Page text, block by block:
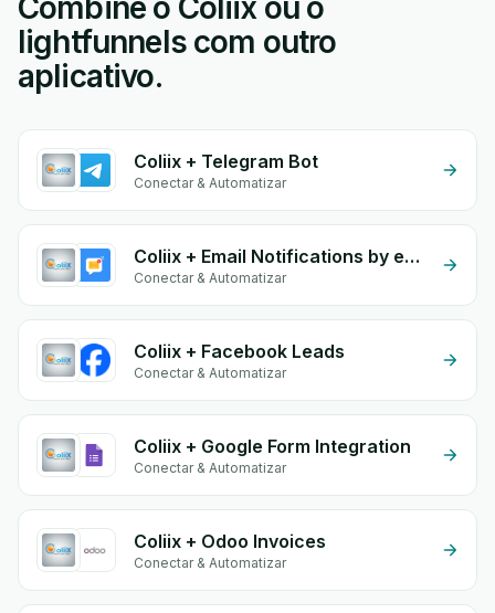
Combine o Coliix ou o
lightfunnels com outro
aplicativo.
Coliix + Telegram Bot
Conectar & Automatizar
Coliix + Email Notifications by eGrow
Conectar & Automatizar
Coliix + Facebook Leads
Conectar & Automatizar
Coliix + Google Form Integration
Conectar & Automatizar
Coliix + Odoo Invoices
Conectar & Automatizar